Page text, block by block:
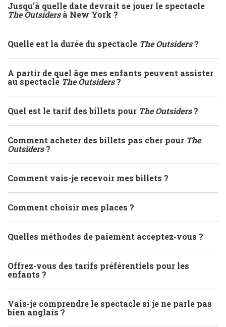
Jusqu'à quelle date devrait se jouer le spectacle
The Outsidersà New York ?
Quelle est la durée du spectacle The Outsiders?
A partir de quel âge mes enfants peuvent assister
au spectacle The Outsiders?
Quel est le tarif des billets pour The Outsiders?
Comment acheter des billets pas cher pour The
Outsiders?
Comment vais-je recevoir mes billets ?
Comment choisir mes places ?
Quelles méthodes de paiement acceptez-vous ?
Offrez-vous des tarifs préférentiels pour les
enfants ?
Vais-je comprendre le spectacle si je ne parle pas
bien anglais ?